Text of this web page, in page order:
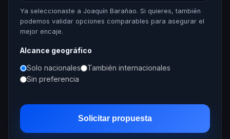
Ya seleccionaste a Joaquín Barañao. Si quieres, también
podemos validar opciones comparables para asegurar el
mejor encaje.
Alcance geográfico
Solo nacionales
También internacionales
Sin preferencia
Solicitar propuesta